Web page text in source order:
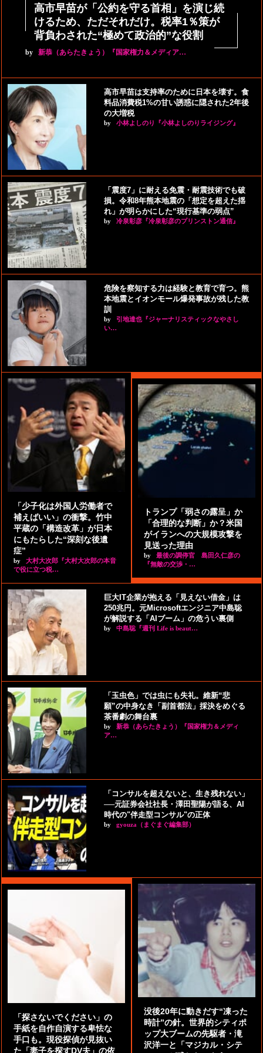
高市早苗が「公約を守る首相」を演じ続
けるため、ただそれだけ。税率1％策が
背負わされた“極めて政治的”な役割
by 新恭（あらたきょう）『国家権力＆メディア…
高市早苗は支持率のために日本を壊す。食
料品消費税1%の甘い誘惑に隠された2年後
の大増税
by 小林よしのり『小林よしのりライジング』
「震度7」に耐える免震・耐震技術でも破
損。令和8年熊本地震の「想定を超えた揺
れ」が明らかにした“現行基準の弱点”
by 冷泉彰彦『冷泉彰彦のプリンストン通信』
危険を察知する力は経験と教育で育つ。熊
本地震とイオンモール爆発事故が残した教
訓
by
引地達也『ジャーナリスティックなやさし
い…
「少子化は外国人労働者で
補えばいい」の衝撃。竹中
平蔵の「構造改革」が日本
にもたらした“深刻な後遺
症”
by
大村大次郎『大村大次郎の本音
で役に立つ税…
トランプ「弱さの露呈」か
「合理的な判断」か？米国
がイランへの大規模攻撃を
見送った理由
by
最後の調停官 島田久仁彦の
『無敵の交渉・…
巨大IT企業が抱える「見えない借金」は
250兆円。元Microsoftエンジニア中島聡
が解説する「AIブーム」の危うい裏側
by 中島聡『週刊 Life is beaut…
「玉虫色」では虫にも失礼。維新“悲
願”の中身なき「副首都法」採決をめぐる
茶番劇の舞台裏
by
新恭（あらたきょう）『国家権力＆メディ
ア…
「コンサルを超えないと、生き残れない」
──元証券会社社長・澤田聖陽が語る、AI
時代の"伴走型コンサル"の正体
by gyouza（まぐまぐ編集部）
「探さないでください」の
手紙を自作自演する卑怯な
手口も。現役探偵が見抜い
た「妻子を探すDV夫」の依
没後20年に動きだす“凍った
時計”の針。世界的シティポ
ップ大ブームの先駆者・滝
沢洋一と「マジカル・シテ